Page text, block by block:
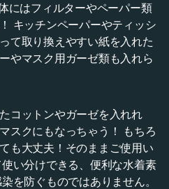
にはフィルターやペーパー類
キッチンペーパーやティッシ
て取り換えやすい紙を入れた
やマスク用ガーゼ類も入れら
コットンやガーゼを入れれ
スクにもなっちゃう！ もちろ
も大丈夫！そのままご使用い
い分けできる、便利な水着素
を防ぐものではありません。